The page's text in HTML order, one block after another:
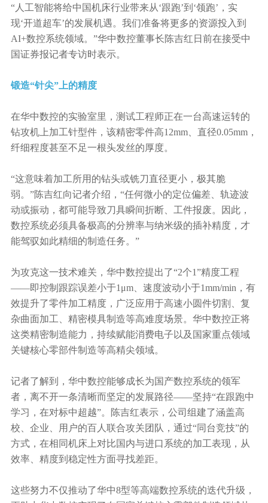
“人工智能将给中国机床行业带来从‘跟跑’到‘领跑’，实
现‘开道超车’的发展机遇。我们准备将更多的资源投入到
AI+数控系统领域。”华中数控董事长陈吉红日前在接受中
国证券报记者专访时表示。
锻造“针尖”上的精度
在华中数控的实验室里，测试工程师正在一台高速运转的
钻攻机上加工针型件，该精密零件高12mm、直径0.05mm，
纤细程度甚至不足一根头发丝的厚度。
“这意味着加工所用的钻头或铣刀直径更小，极其脆
弱。”陈吉红向记者介绍，“任何微小的定位偏差、轨迹波
动或振动，都可能导致刀具瞬间折断、工件报废。因此，
数控系统必须具备极高的分辨率与纳米级的插补精度，才
能驾驭如此精细的制造任务。”
为攻克这一技术难关，华中数控提出了“2个1”精度工程
——即控制跟踪误差小于1μm、速度波动小于1mm/min，有
效提升了零件加工精度，广泛应用于高速小圆件切割、复
杂曲面加工、精密模具制造等高难度场景。华中数控正将
这类精密制造能力，持续赋能消费电子以及国家重点领域
关键核心零部件制造等高精尖领域。
记者了解到，华中数控能够成长为国产数控系统的领军
者，离不开一条清晰而坚定的发展路径——坚持“在跟跑中
学习，在对标中超越”。陈吉红表示，公司组建了涵盖高
校、企业、用户的百人联合攻关团队，通过“同台竞技”的
方式，在相同机床上对比国内与进口系统的加工表现，从
效率、精度到稳定性方面寻找差距。
这些努力不仅推动了华中8型等高端数控系统的迭代升级，